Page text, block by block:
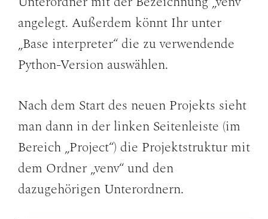
angelegt. Außerdem könnt Ihr unter
„Base interpreter“ die zu verwendende
Python-Version auswählen.
Nach dem Start des neuen Projekts sieht
man dann in der linken Seitenleiste (im
Bereich „Project“) die Projektstruktur mit
dem Ordner „venv“ und den
dazugehörigen Unterordnern.